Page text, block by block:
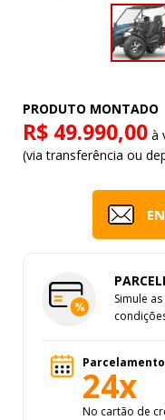
PRODUTO MONTADO
R$ 49.990,00 à
(via transferência ou
Simule
24x
No cartão de